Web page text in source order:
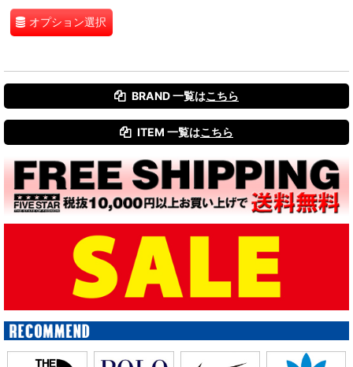
オプション選択
BRAND 一覧はこちら
ITEM 一覧はこちら